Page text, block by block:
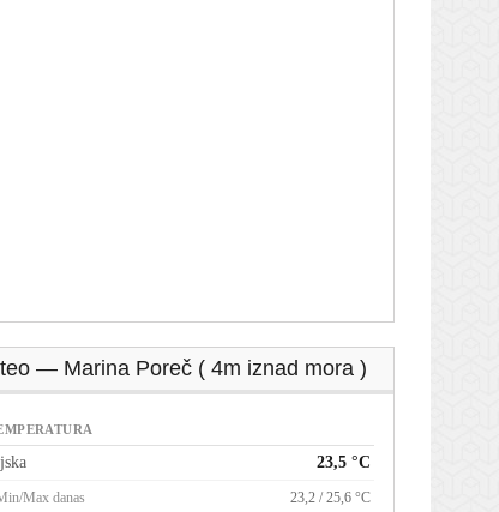
— Marina Poreč ( 4m iznad mora )
23,5 °C
Max danas 23,2 / 25,6 °C